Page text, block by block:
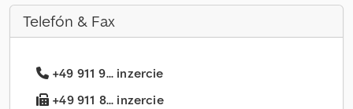
Telefón & Fax
+49 911 9... inzercie
+49 911 8... inzercie